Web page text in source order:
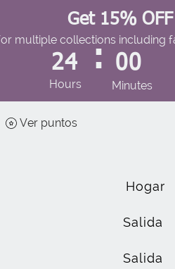
Get 15% OFF
multiple collections including
24
Hours
: 00
Minutes
Ver puntos
Hogar
Salida
Salida